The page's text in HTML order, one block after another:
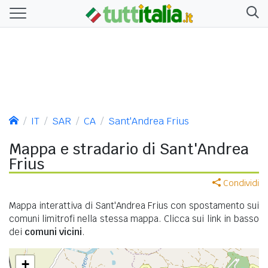
IT SAR CA Sant'Andrea Frius
Mappa e stradario di Sant'Andrea
Frius
Condividi
Mappa interattiva di Sant'Andrea Frius con spostamento sui
comuni limitrofi nella stessa mappa. Clicca sui link in basso
dei comuni vicini.
+